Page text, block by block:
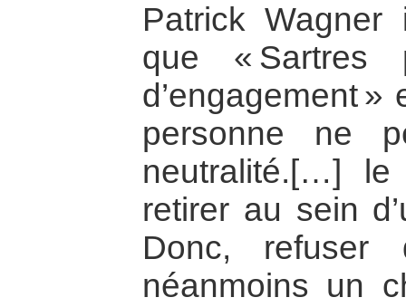
Patrick
que « Sartres
d’engagement
personne ne
neutralité.[…]
retirer au sein
Donc, refuser
néanmoins un